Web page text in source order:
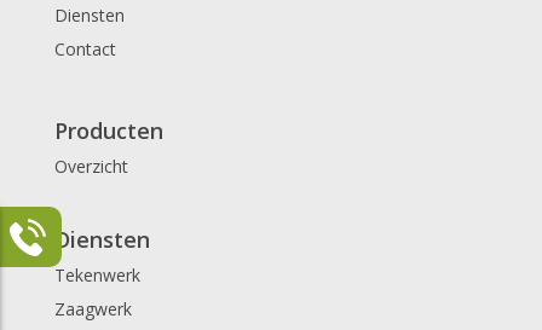
Diensten
Contact
Producten
Overzicht
Diensten
Tekenwerk
Zaagwerk